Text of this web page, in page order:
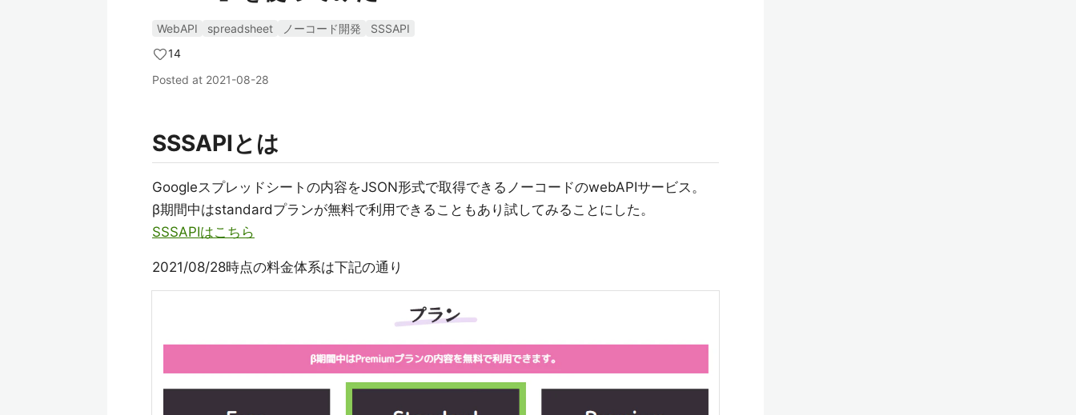
WebAPI spreadsheet ノーコード開発
SSSAPI
14
Posted at 2021-08-28
SSSAPIとは
Googleスプレッドシートの内容をJSON形式で取得できるノーコードのwebAPIサービス。
β期間中はstandardプランが無料で利用できることもあり試してみることにした。
SSSAPIはこちら
2021/08/28時点の料金体系は下記の通り